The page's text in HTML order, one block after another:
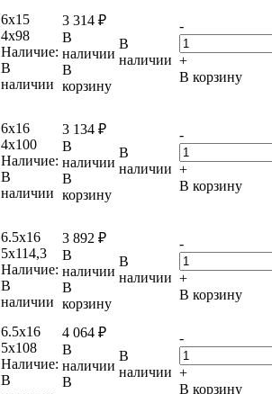
6x15
4x98
Наличие:
В
наличии
3 314 ₽
В
наличии
В
корзину
В
наличии
-
+
В корзину
6x16
4x100
Наличие:
В
наличии
3 134 ₽
В
наличии
В
корзину
В
наличии
-
+
В корзину
6.5x16
5x114,3
Наличие:
В
наличии
3 892 ₽
В
наличии
В
корзину
В
наличии
-
+
В корзину
6.5x16
5x108
Наличие:
В
4 064 ₽
В
наличии
В
В
наличии
-
+
В корзину